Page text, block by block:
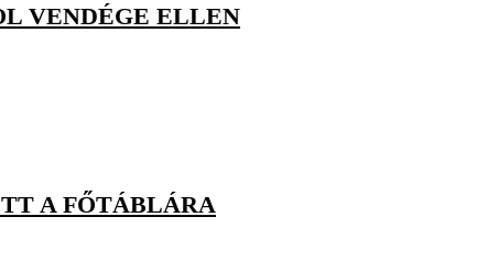
VENDÉGE ELLEN
A FŐTÁBLÁRA